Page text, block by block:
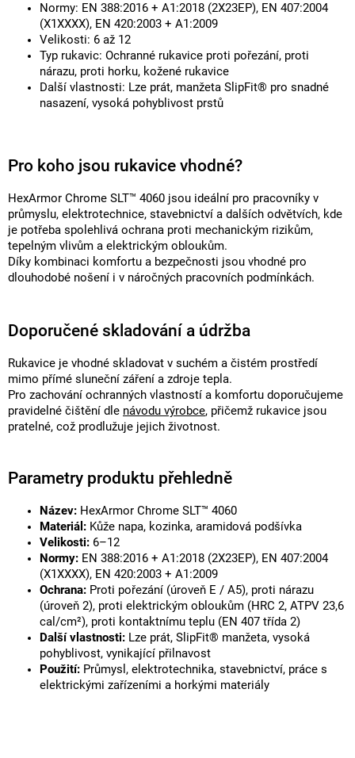
Normy: EN 388:2016 + A1:2018 (2X23EP), EN 407:2004
(X1XXXX), EN 420:2003 + A1:2009
Velikosti: 6 až 12
Typ rukavic: Ochranné rukavice proti pořezání, proti
nárazu, proti horku, kožené rukavice
Další vlastnosti: Lze prát, manžeta SlipFit® pro snadné
nasazení, vysoká pohyblivost prstů
Pro koho jsou rukavice vhodné?
HexArmor Chrome SLT™ 4060 jsou ideální pro pracovníky v
průmyslu, elektrotechnice, stavebnictví a dalších odvětvích, kde
je potřeba spolehlivá ochrana proti mechanickým rizikům,
tepelným vlivům a elektrickým obloukům.
Díky kombinaci komfortu a bezpečnosti jsou vhodné pro
dlouhodobé nošení i v náročných pracovních podmínkách.
Doporučené skladování a údržba
Rukavice je vhodné skladovat v suchém a čistém prostředí
mimo přímé sluneční záření a zdroje tepla.
Pro zachování ochranných vlastností a komfortu doporučujeme
pravidelné čištění dle návodu výrobce, přičemž rukavice jsou
pratelné, což prodlužuje jejich životnost.
Parametry produktu přehledně
Název: HexArmor Chrome SLT™ 4060
Materiál: Kůže napa, kozinka, aramidová podšívka
Velikosti: 6–12
Normy: EN 388:2016 + A1:2018 (2X23EP), EN 407:2004
(X1XXXX), EN 420:2003 + A1:2009
Ochrana: Proti pořezání (úroveň E / A5), proti nárazu
(úroveň 2), proti elektrickým obloukům (HRC 2, ATPV 23,6
cal/cm²), proti kontaktnímu teplu (EN 407 třída 2)
Další vlastnosti: Lze prát, SlipFit® manžeta, vysoká
pohyblivost, vynikající přilnavost
Použití: Průmysl, elektrotechnika, stavebnictví, práce s
elektrickými zařízeními a horkými materiály